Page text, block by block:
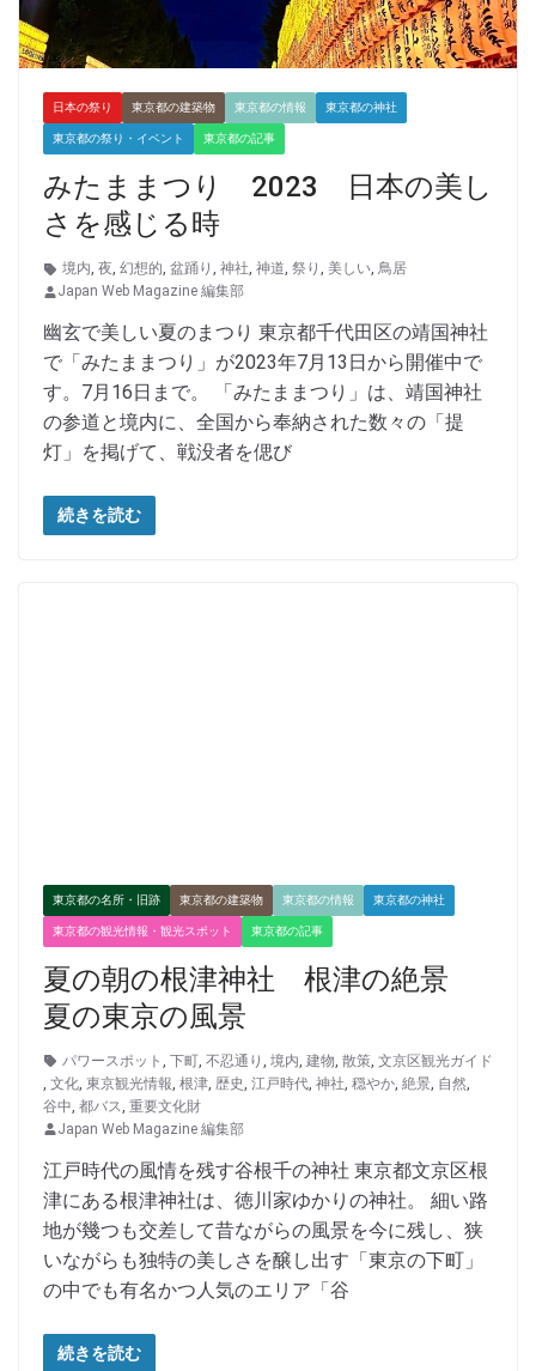
日本の祭り 東京都の建築物 東京都の情報 東京都の神社
東京都の祭り・イベント 東京都の記事
みたままつり 2023 日本の美し
さを感じる時
境内, 夜, 幻想的, 盆踊り , 神社, 神道, 祭り , 美しい, 鳥居
Japan Web Magazine 編集部
幽玄で美しい夏のまつり 東京都千代田区の靖国神社
で「みたままつり」が2023年7月13日から開催中で
す。7月16日まで。 「みたままつり」は、靖国神社
の参道と境内に、全国から奉納された数々の「提
灯」を掲げて、戦没者を偲び
続きを読む
東京都の名所・旧跡 東京都の建築物 東京都の情報 東京都の神社
東京都の観光情報・観光スポット 東京都の記事
夏の朝の根津神社 根津の絶景
夏の東京の風景
パワースポット 下町 不忍通り 境内 建物 散策 文京区観光ガイド
文化 東京観光情報 根津 歴史 江戸時代 神社 穏やか 絶景 自然
谷中 都バス 重要文化財
Japan Web Magazine 編集部
江戸時代の風情を残す谷根千の神社 東京都文京区根
津にある根津神社は、徳川家ゆかりの神社。 細い路
地が幾つも交差して昔ながらの風景を今に残し、狭
いながらも独特の美しさを醸し出す「東京の下町」
の中でも有名かつ人気のエリア「谷
続きを読む